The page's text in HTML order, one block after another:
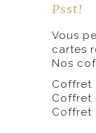
Psst!
Vous
cartes
Nos
Coffret
Coffret
Coffret